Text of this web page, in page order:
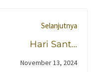
Selanjutnya
Hari Santri
Nasional di SMK
November 13, 2024